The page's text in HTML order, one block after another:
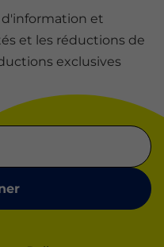
d'information et
et les réductions de
exclusives